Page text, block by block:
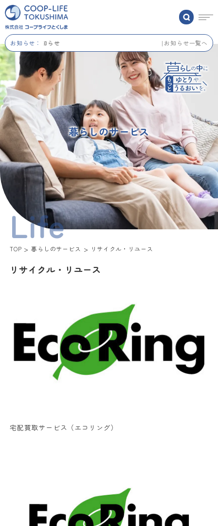
お知らせ： 夏季休業のお知らせ
お知らせ一覧へ
暮らしのサービス
TOP 暮らしのサービス リサイクル・リユース
Life
リサイクル・リユース
宅配買取サービス（エコリング）